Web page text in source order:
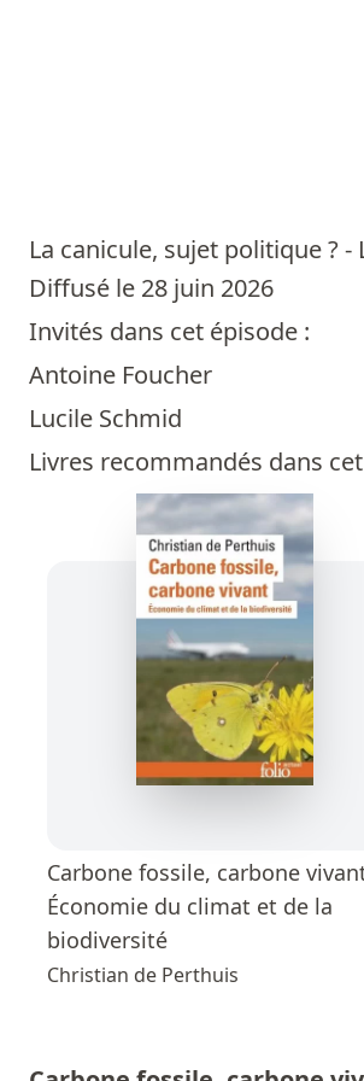
La canicule, sujet politique ?
Diffusé le 28 juin 2026
Invités dans cet épisode :
Antoine Foucher
Lucile Schmid
Livres recommandés dans
Carbone fossile, carbone
Économie du climat et de la
biodiversité
Christian de Perthuis
Sources
Personnes
Livres les plus
Prix littéraires